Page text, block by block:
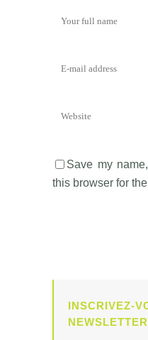
Save my
this browser for
INSCRIVEZ-
NEWSLETTER